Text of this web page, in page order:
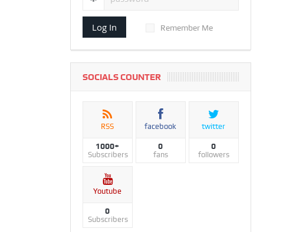
Log In Remember Me
SOCIALS COUNTER
RSS
1000+
Subscribers
facebook
0
fans
twitter
0
followers
Youtube
0
Subscribers